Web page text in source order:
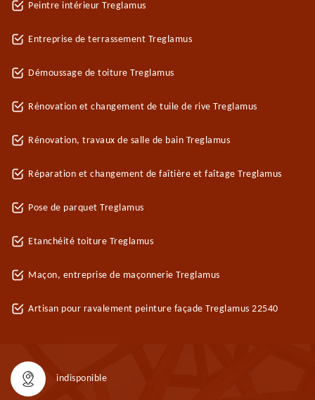
Peintre intérieur Treglamus
Entreprise de terrassement Treglamus
Démoussage de toiture Treglamus
Rénovation et changement de tuile de rive Treglamus
Rénovation, travaux de salle de bain Treglamus
Réparation et changement de faîtière et faîtage Treglamus
Pose de parquet Treglamus
Etanchéité toiture Treglamus
Maçon, entreprise de maçonnerie Treglamus
Artisan pour ravalement peinture façade Treglamus 22540
indisponible